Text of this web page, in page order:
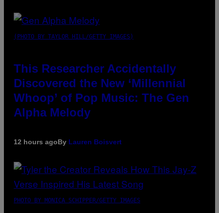
(PHOTO BY TAYLOR HILL/GETTY IMAGES)
This Researcher Accidentally
Discovered the New ‘Millennial
Whoop’ of Pop Music: The Gen
Alpha Melody
12 hours agoBy Lauren Boisvert
PHOTO BY MONICA SCHIPPER/GETTY IMAGES